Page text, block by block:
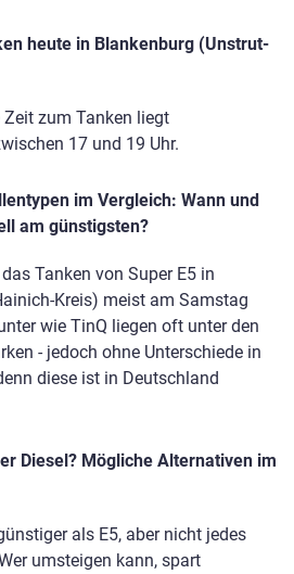
heute in Blankenburg (Unstrut-
zum Tanken liegt
17 und 19 Uhr.
im Vergleich: Wann und
am günstigsten?
Tanken von Super E5 in
Kreis) meist am Samstag
wie TinQ liegen oft unter den
- jedoch ohne Unterschiede in
diese ist in Deutschland
Diesel? Mögliche Alternativen im
als E5, aber nicht jedes
umsteigen kann, spart